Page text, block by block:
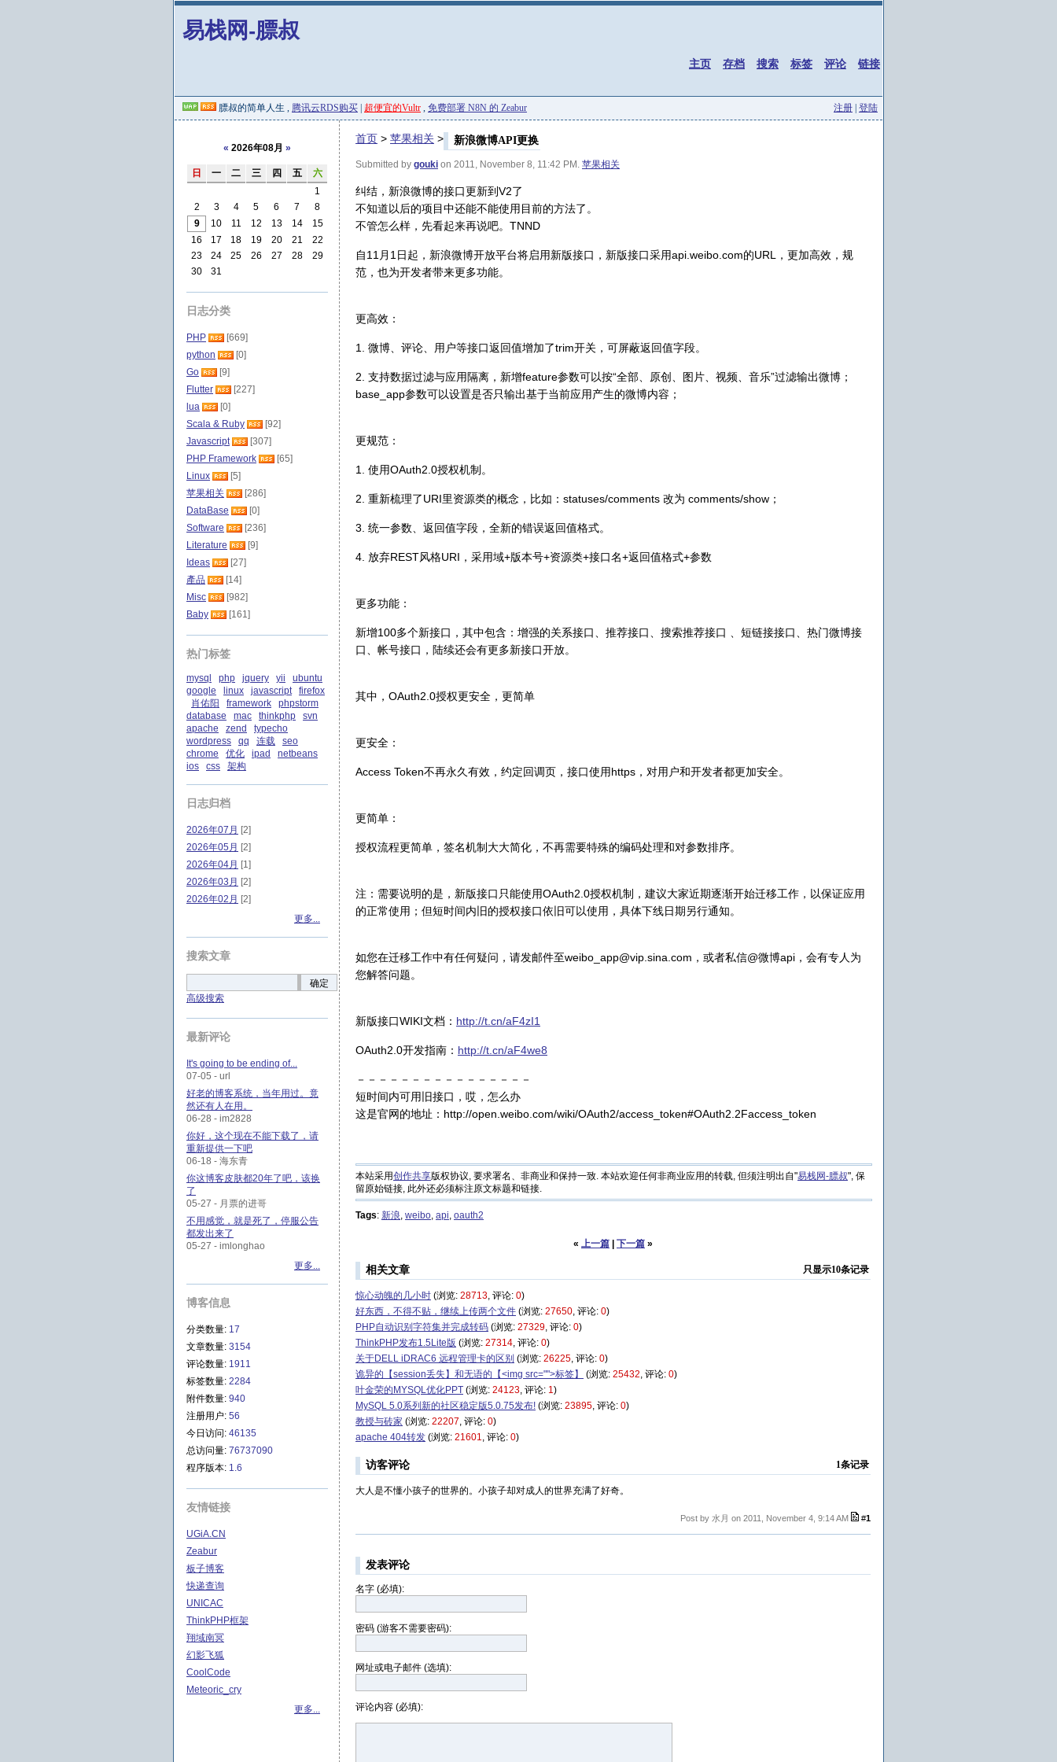
易栈网-膘叔
主页 存档 搜索 标签 评论 链接
膘叔的简单人生 , 腾讯云RDS购买 超便宜的Vultr , 免费部署 N8N 的 Zeabur 注册 登陆
新浪微博API更换
首页 > 苹果相关 >
Submitted by gouki on 2011, November 8, 11:42 PM. 苹果相关
纠结，新浪微博的接口更新到V2了
不知道以后的项目中还能不能使用目前的方法了。
不管怎么样，先看起来再说吧。TNND
自11月1日起，新浪微博开放平台将启用新版接口，新版接口采用api.weibo.com的URL，更加高效，规
范，也为开发者带来更多功能。
更高效：
1. 微博、评论、用户等接口返回值增加了trim开关，可屏蔽返回值字段。
2. 支持数据过滤与应用隔离，新增feature参数可以按“全部、原创、图片、视频、音乐”过滤输出微博；
base_app参数可以设置是否只输出基于当前应用产生的微博内容；
更规范：
1. 使用OAuth2.0授权机制。
2. 重新梳理了URI里资源类的概念，比如：statuses/comments 改为 comments/show；
3. 统一参数、返回值字段，全新的错误返回值格式。
4. 放弃REST风格URI，采用域+版本号+资源类+接口名+返回值格式+参数
更多功能：
新增100多个新接口，其中包含：增强的关系接口、推荐接口、搜索推荐接口 、短链接接口、热门微博接
口、帐号接口，陆续还会有更多新接口开放。
其中，OAuth2.0授权更安全，更简单
更安全：
Access Token不再永久有效，约定回调页，接口使用https，对用户和开发者都更加安全。
更简单：
授权流程更简单，签名机制大大简化，不再需要特殊的编码处理和对参数排序。
注：需要说明的是，新版接口只能使用OAuth2.0授权机制，建议大家近期逐渐开始迁移工作，以保证应用
的正常使用；但短时间内旧的授权接口依旧可以使用，具体下线日期另行通知。
如您在迁移工作中有任何疑问，请发邮件至weibo_app@vip.sina.com，或者私信@微博api，会有专人为
您解答问题。
新版接口WIKI文档： http://t.cn/aF4zI1
OAuth2.0开发指南： http://t.cn/aF4we8
－－－－－－－－－－－－－－－－
短时间内可用旧接口，哎，怎么办
这是官网的地址：http://open.weibo.com/wiki/OAuth2/access_token#OAuth2.2Faccess_token
本站采用创作共享版权协议, 要求署名、非商业和保持一致. 本站欢迎任何非商业应用的转载, 但须注明出自"易栈网-膘叔", 保
留原始链接, 此外还必须标注原文标题和链接.
Tags: 新浪, weibo, api, oauth2
« 上一篇 下一篇 »
只显示10条记录
相关文章
惊心动魄的几小时 (浏览: 28713, 评论: 0)
好东西，不得不贴，继续上传两个文件 (浏览: 27650, 评论: 0)
PHP自动识别字符集并完成转码 (浏览: 27329, 评论: 0)
ThinkPHP发布1.5Lite版 (浏览: 27314, 评论: 0)
关于DELL iDRAC6 远程管理卡的区别 (浏览: 26225, 评论: 0)
诡异的【session丢失】和无语的【<img src="">标签】
(浏览: 25432, 评论: 0)
叶金荣的MYSQL优化PPT (浏览: 24123, 评论: 1)
MySQL 5.0系列新的社区稳定版5.0.75发布! (浏览: 23895, 评论: 0)
教授与砖家 (浏览: 22207, 评论: 0)
apache 404转发 (浏览: 21601, 评论: 0)
1条记录
访客评论
大人是不懂小孩子的世界的。小孩子却对成人的世界充满了好奇。
Post by 水月 on 2011, November 4, 9:14 AM #1
发表评论
名字 (必填):
密码 (游客不需要密码):
网址或电子邮件 (选填):
评论内容 (必填):
« 2026年08月 »
日 一 二 三 四 五
六
1
2
3 4 5 6 7
8
9
10 11 12 13 14
15
16
17 18 19 20 21
22
23
24 25 26 27 28
29
30
31
日志分类
PHP
[669]
python
[0]
Go
[9]
Flutter
[227]
lua
[0]
Scala & Ruby
[92]
Javascript
[307]
PHP Framework
[65]
Linux
[5]
苹果相关
[286]
DataBase
[0]
Software
[236]
Literature
[9]
Ideas
[27]
產品
[14]
Misc
[982]
Baby
[161]
热门标签
mysql php jquery yii
ubuntu
google
linux javascript
firefox
肖佑阳
framework
phpstorm
database
mac thinkphp
svn
apache
zend
typecho
wordpress
qq 连载
seo
chrome
优化 ipad
netbeans
ios
css 架构
日志归档
2026年07月 [2]
2026年05月 [2]
2026年04月 [1]
2026年03月 [2]
2026年02月 [2]
更多...
搜索文章
确定
高级搜索
最新评论
It's going to be ending of...
07-05 - url
好老的博客系统，当年用过。竟
然还有人在用。
06-28 - im2828
你好，这个现在不能下载了，请
重新提供一下吧
06-18 - 海东青
你这博客皮肤都20年了吧，该换
了
05-27 - 月票的进哥
不用感觉，就是死了，停服公告
都发出来了
05-27 - imlonghao
更多...
博客信息
分类数量: 17
文章数量: 3154
评论数量: 1911
标签数量: 2284
附件数量: 940
注册用户: 56
今日访问: 46135
总访问量: 76737090
程序版本: 1.6
友情链接
UGiA.CN
Zeabur
板子博客
快递查询
UNICAC
ThinkPHP框架
翔域南冥
幻影飞狐
CoolCode
Meteoric_cry
更多...